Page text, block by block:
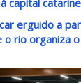
capital
erguido a
o rio organiza